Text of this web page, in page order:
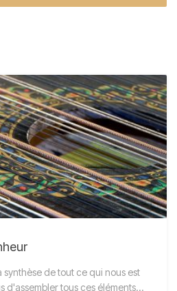
synthèse de tout ce qui nous est
d'assembler tous ces éléments…